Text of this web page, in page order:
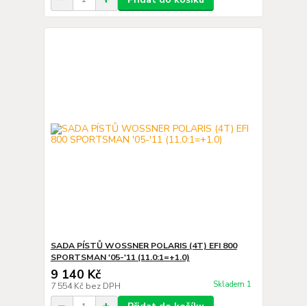
SADA PÍSTŮ WOSSNER POLARIS (4T) EFI 800
SPORTSMAN '05-'11 (11.0:1=+1.0)
9 140 Kč
7 554 Kč bez DPH Skladem 1